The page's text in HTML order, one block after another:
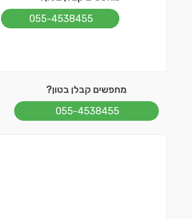
055-4538455
מחפשים קבלן בטון?
055-4538455